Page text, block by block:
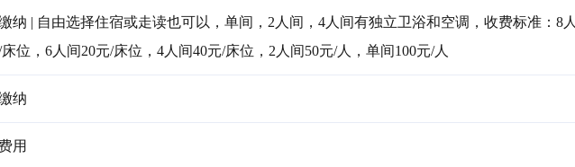
纳 | 自由选择住宿或走读也可以，单间，2人间，4人间有独立卫浴和空调，收费标准：8人
位，6人间20元/床位，4人间40元/床位，2人间50元/人，单间100元/人
纳
用